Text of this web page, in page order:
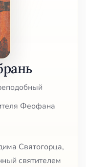
Феофана
Святогорца,
святителем